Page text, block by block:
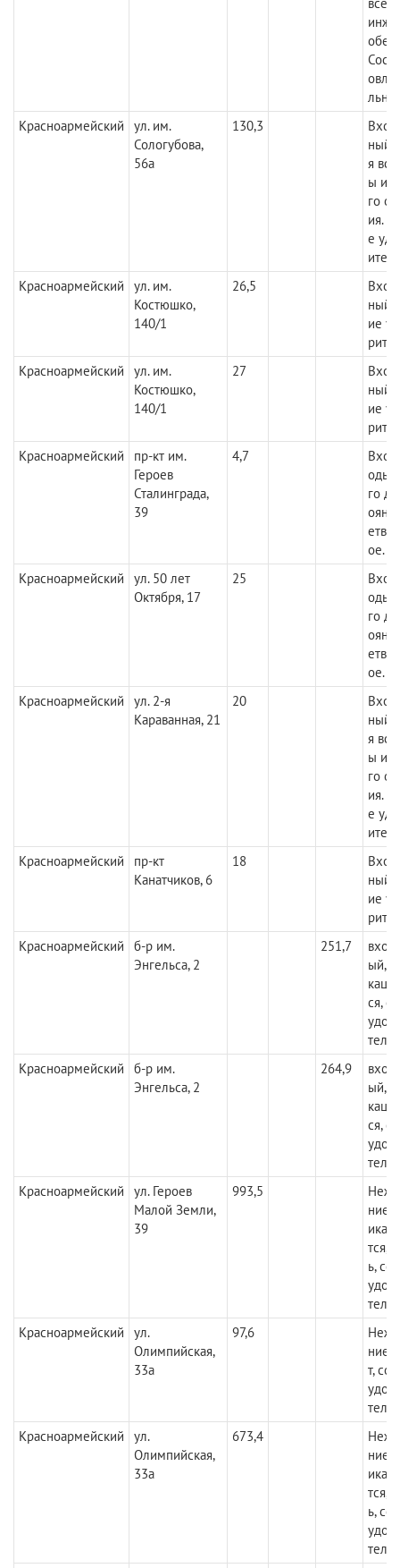
Красноармейский
ул. им.
Сологубова,
56а
130,3
Вход
ный.
я
ы
го
ия.
е
Красноармейский
ул. им.
Костюшко,
140/1
26,5
Вход
ный.
ие
Красноармейский
ул. им.
Костюшко,
140/1
27
Вход
ный.
ие
Красноармейский
пр-кт им.
Героев
Сталинграда,
39
4,7
Вход
го
ое.
Красноармейский
ул. 50 лет
Октября, 17
25
Вход
го
ое.
Красноармейский
ул. 2-я
Караванная, 21
20
Вход
ный.
я
ы
го
ия.
е
Красноармейский
пр-кт
Канатчиков, 6
18
Вход
ный.
ие
Красноармейский
б-р им.
Энгельса, 2
251,7
вход
ый,
ся,
Красноармейский
б-р им.
Энгельса, 2
264,9
вход
ый,
ся,
Красноармейский
ул. Героев
Малой Земли,
39
993,5
ние.
тся,
ь,
Красноармейский
ул.
Олимпийская,
33а
97,6
ние.
т,
Красноармейский
ул.
Олимпийская,
33а
673,4
ние.
тся,
ь,